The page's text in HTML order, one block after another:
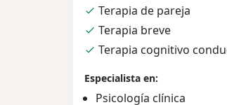
Terapia de pareja
Terapia breve
Terapia cognitivo
Especialista en:
Psicología clínica